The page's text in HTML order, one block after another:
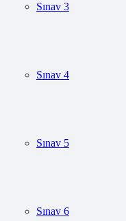
Sınav 3
Sınav 4
Sınav 5
Sınav 6